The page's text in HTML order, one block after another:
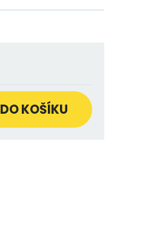
DO KOŠÍKU